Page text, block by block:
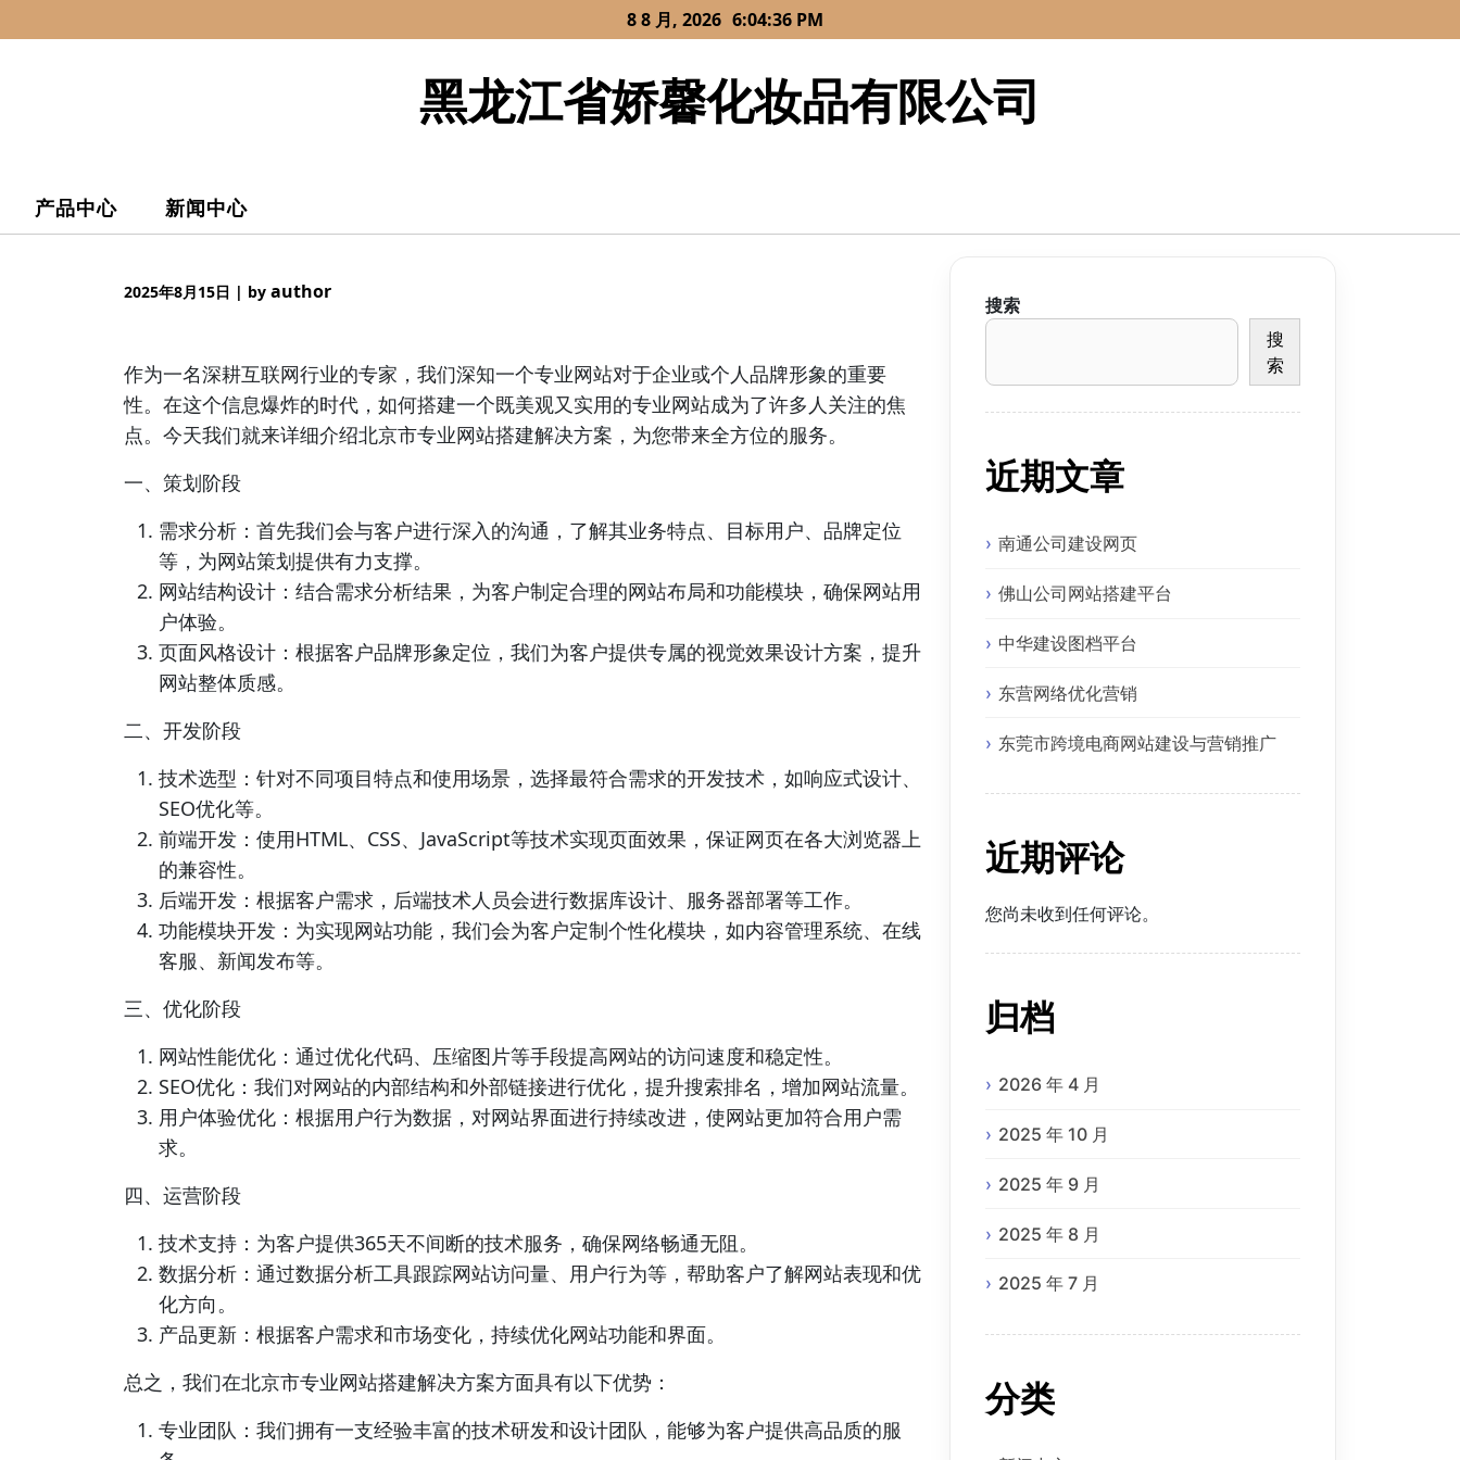
to
8 8 月, 2026 6:04:36 PM
黑龙江省娇馨化妆品有限公司
产品中心 新闻中心
2025年8月15日 | by author
作为一名深耕互联网行业的专家，我们深知一个专业网站对于企业或个人品牌形象的重要
性。在这个信息爆炸的时代，如何搭建一个既美观又实用的专业网站成为了许多人关注的焦
点。今天我们就来详细介绍北京市专业网站搭建解决方案，为您带来全方位的服务。
一、策划阶段
需求分析：首先我们会与客户进行深入的沟通，了解其业务特点、目标用户、品牌定位
等，为网站策划提供有力支撑。
网站结构设计：结合需求分析结果，为客户制定合理的网站布局和功能模块，确保网站用
户体验。
页面风格设计：根据客户品牌形象定位，我们为客户提供专属的视觉效果设计方案，提升
网站整体质感。
二、开发阶段
技术选型：针对不同项目特点和使用场景，选择最符合需求的开发技术，如响应式设计、
SEO优化等。
前端开发：使用HTML、CSS、JavaScript等技术实现页面效果，保证网页在各大浏览器上
的兼容性。
后端开发：根据客户需求，后端技术人员会进行数据库设计、服务器部署等工作。
功能模块开发：为实现网站功能，我们会为客户定制个性化模块，如内容管理系统、在线
客服、新闻发布等。
三、优化阶段
网站性能优化：通过优化代码、压缩图片等手段提高网站的访问速度和稳定性。
SEO优化：我们对网站的内部结构和外部链接进行优化，提升搜索排名，增加网站流量。
用户体验优化：根据用户行为数据，对网站界面进行持续改进，使网站更加符合用户需
求。
四、运营阶段
技术支持：为客户提供365天不间断的技术服务，确保网络畅通无阻。
数据分析：通过数据分析工具跟踪网站访问量、用户行为等，帮助客户了解网站表现和优
化方向。
产品更新：根据客户需求和市场变化，持续优化网站功能和界面。
总之，我们在北京市专业网站搭建解决方案方面具有以下优势：
专业团队：我们拥有一支经验丰富的技术研发和设计团队，能够为客户提供高品质的服
搜索
搜
索
近期文章
南通公司建设网页
佛山公司网站搭建平台
中华建设图档平台
东营网络优化营销
东莞市跨境电商网站建设与营销推广
近期评论
您尚未收到任何评论。
归档
2026 年 4 月
2025 年 10 月
2025 年 9 月
2025 年 8 月
2025 年 7 月
分类